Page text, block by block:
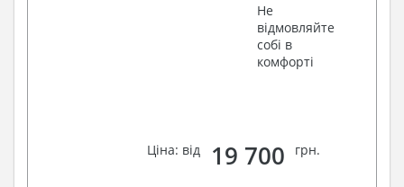
Не
відмовляйте
собі в
комфорті
Ціна: від 19 700 грн.